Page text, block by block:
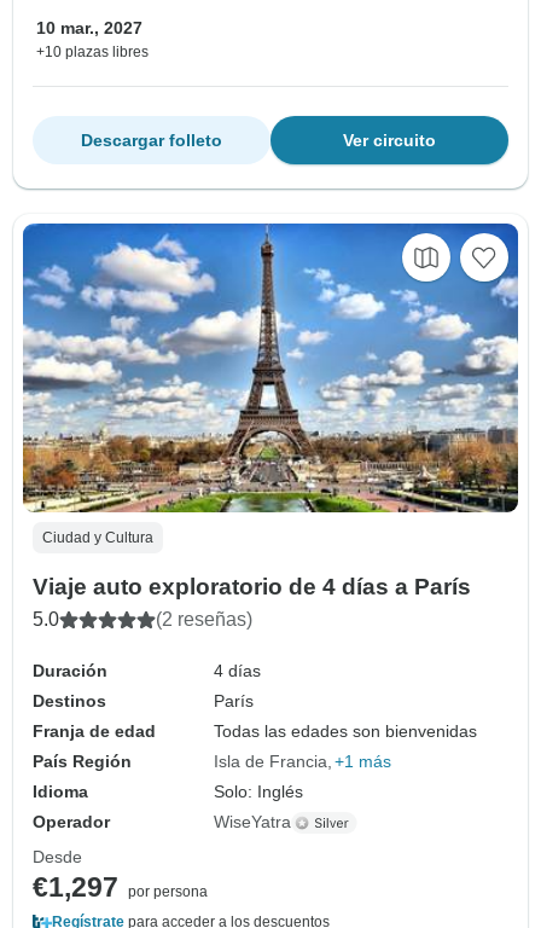
10 mar., 2027
+10 plazas libres
Ver circuito
Descargar folleto
Ciudad y Cultura
Viaje auto exploratorio de 4 días a París
5.0 (2 reseñas)
Duración
4 días
Destinos
París
Franja de edad
Todas las edades son bienvenidas
País Región
Isla de Francia +1 más
Idioma
Solo: Inglés
Operador
WiseYatra
Desde
€1,297
por persona
Regístrate para acceder a los descuentos